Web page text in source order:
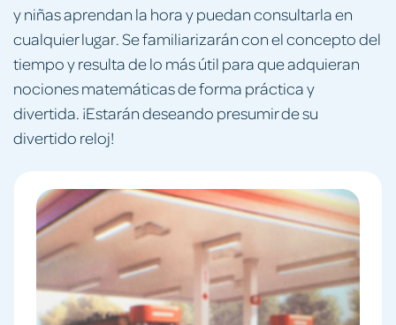
y niñas aprendan la hora y puedan consultarla en
cualquier lugar. Se familiarizarán con el concepto del
tiempo y resulta de lo más útil para que adquieran
nociones matemáticas de forma práctica y
divertida. ¡Estarán deseando presumir de su
divertido reloj!